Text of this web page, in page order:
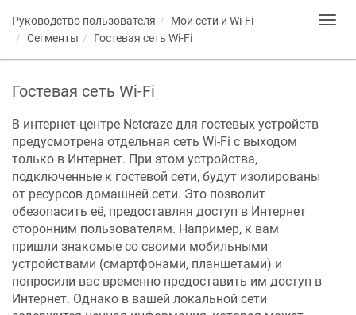
Руководство пользователя
Мои сети и Wi-Fi
Сегменты
Гостевая сеть Wi-Fi
Гостевая сеть Wi-Fi
В интернет-центре Netcraze для гостевых устройств
предусмотрена отдельная сеть Wi-Fi с выходом
только в Интернет. При этом устройства,
подключенные к гостевой сети, будут изолированы
от ресурсов домашней сети. Это позволит
обезопасить её, предоставляя доступ в Интернет
сторонним пользователям. Например, к вам
пришли знакомые со своими мобильными
устройствами (смартфонами, планшетами) и
попросили вас временно предоставить им доступ в
Интернет. Однако в вашей локальной сети